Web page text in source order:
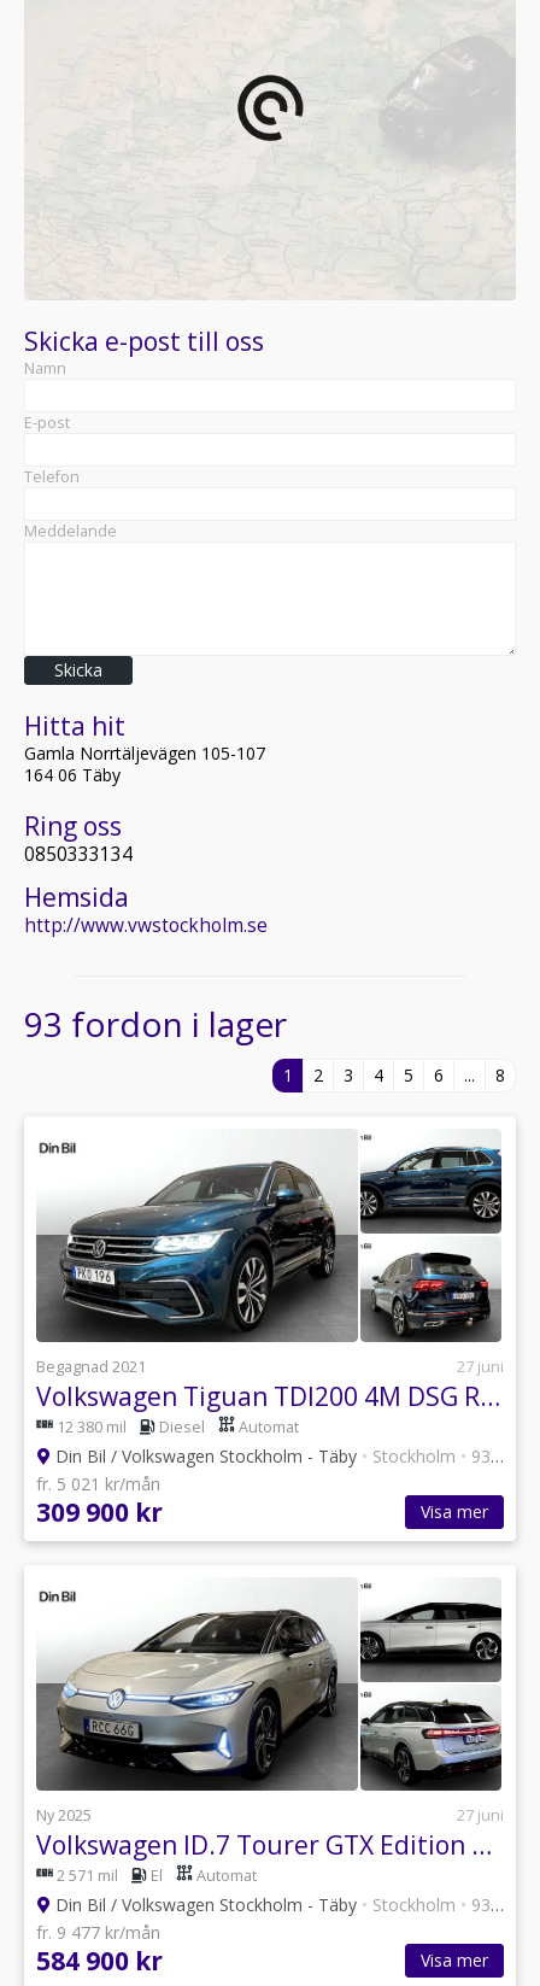
Skicka e-post till oss
Namn
E-post
Telefon
Meddelande
Skicka
Hitta hit
Gamla Norrtäljevägen 105-107
164 06 Täby
Ring oss
0850333134
Hemsida
http://www.vwstockholm.se
93 fordon i lager
1 2 3 4 5 6 ... 8
Begagnad 2021 27 juni
Volkswagen Tiguan TDI200 4M DSG R-Line Drag/Värmare/Pano/H&K
12 380 mil Diesel Automat
Din Bil / Volkswagen Stockholm - Täby • Stockholm • 93 annonser
fr. 5 021 kr/mån
309 900 kr Visa mer
Ny 2025 27 juni
Volkswagen ID.7 Tourer GTX Edition Drag/Navigation
2 571 mil El Automat
Din Bil / Volkswagen Stockholm - Täby • Stockholm • 93 annonser
fr. 9 477 kr/mån
584 900 kr Visa mer